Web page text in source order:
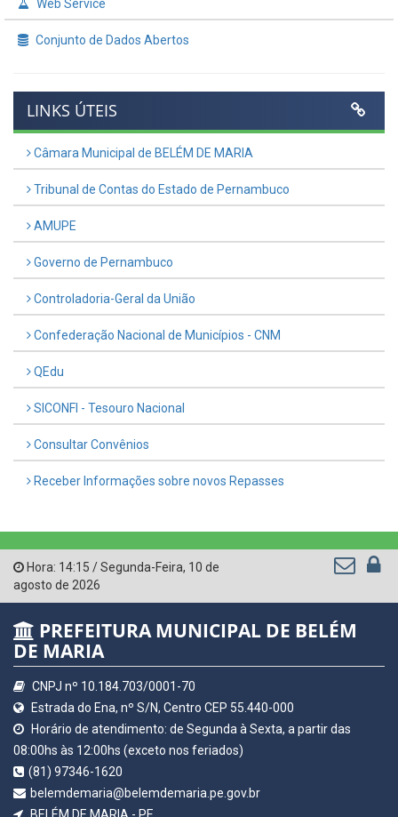
Web Service
Conjunto de Dados Abertos
LINKS ÚTEIS
Câmara Municipal de BELÉM DE MARIA
Tribunal de Contas do Estado de Pernambuco
AMUPE
Governo de Pernambuco
Controladoria-Geral da União
Confederação Nacional de Municípios - CNM
QEdu
SICONFI - Tesouro Nacional
Consultar Convênios
Receber Informações sobre novos Repasses
Hora: 14:15 /Segunda-Feira, 10 de
agosto de 2026
PREFEITURA MUNICIPAL DE BELÉM
DE MARIA
CNPJ nº 10.184.703/0001-70
Estrada do Ena, nº S/N, Centro CEP 55.440-000
Horário de atendimento: de Segunda à Sexta, a partir das
08:00hs às 12:00hs (exceto nos feriados)
(81) 97346-1620
belemdemaria@belemdemaria.pe.gov.br